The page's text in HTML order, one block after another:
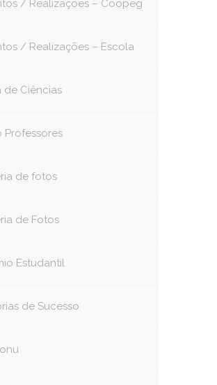
/ Realizações – Coopeg
/ Realizações – Escola
de Ciências
Professores
de fotos
de Fotos
Estudantil
de Sucesso